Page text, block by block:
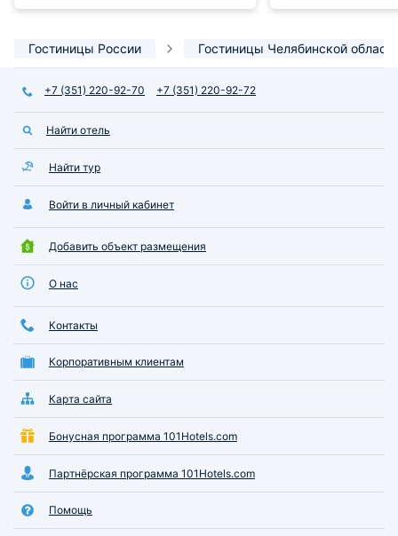
удобное, всё необходимое рядом.
кроватью, есть
здесь общая,
отличное!
Гостиницы России Гостиницы Челябинской
+7 (351) 220-92-70 +7 (351) 220-92-72
Найти отель
Найти тур
Войти в личный кабинет
Добавить объект размещения
О нас
Контакты
Корпоративным клиентам
Карта сайта
Бонусная программа 101Hotels.com
Партнёрская программа 101Hotels.com
Помощь